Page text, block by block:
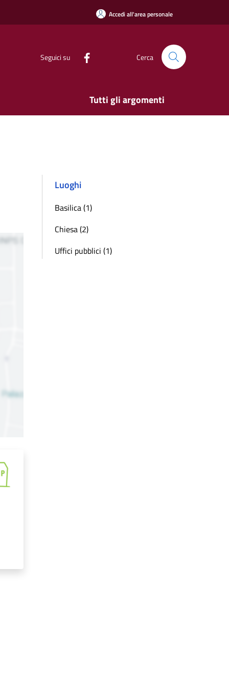
Accedi all'area personale
Seguici su Cerca
Tutti gli argomenti
Luoghi
Basilica (1)
Chiesa (2)
Uffici pubblici (1)